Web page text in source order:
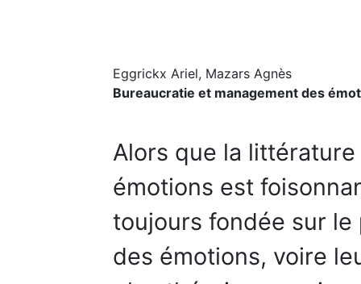
Eggrickx Ariel, Mazars Agnès
Bureaucratie et management des
Alors que la
émotions est
toujours fondée sur
des émotions, voire